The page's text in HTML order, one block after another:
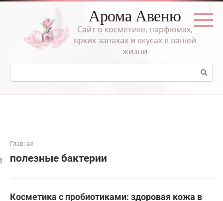
Перейти
Арома Авеню
Сайт о косметике, парфюмах,
ярких запахах и вкусах в вашей
жизни
Поиск:
Главная
полезные бактерии
Косметика с пробиотиками: здоровая кожа в